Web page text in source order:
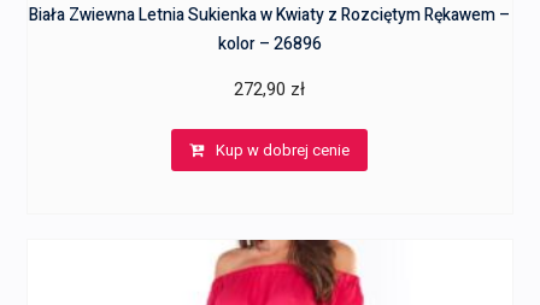
Biała Zwiewna Letnia Sukienka w Kwiaty z Rozciętym Rękawem –
kolor – 26896
272,90 zł
Kup w dobrej cenie